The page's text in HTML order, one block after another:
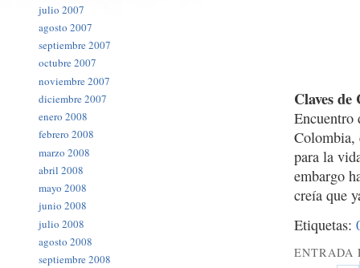
Claves
Encuentro
Colombia,
para la
embargo
creía que
Etiquetas:
ENTRADA
julio 2007
agosto 2007
septiembre 2007
octubre 2007
noviembre 2007
diciembre 2007
enero 2008
febrero 2008
marzo 2008
abril 2008
mayo 2008
junio 2008
julio 2008
agosto 2008
septiembre 2008